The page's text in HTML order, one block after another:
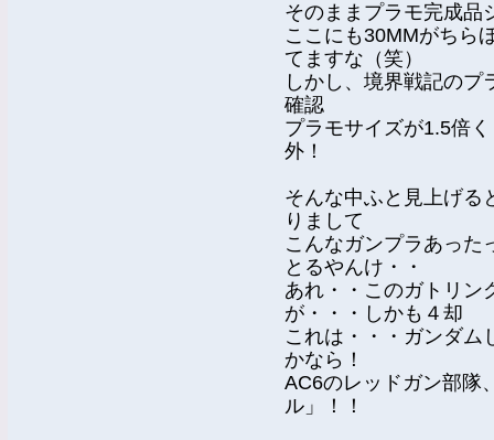
そのままプラモ完成品
ここにも30MMがちら
てますな（笑）
しかし、境界戦記のプ
確認
プラモサイズが1.5倍
外！
そんな中ふと見上げる
りまして
こんなガンプラあった
とるやんけ・・
あれ・・このガトリン
が・・・しかも４却
これは・・・ガンダム
かなら！
AC6のレッドガン部隊
ル」！！